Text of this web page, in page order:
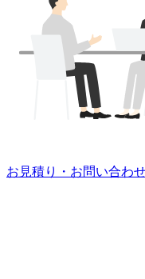
お見積り・お問い合わ